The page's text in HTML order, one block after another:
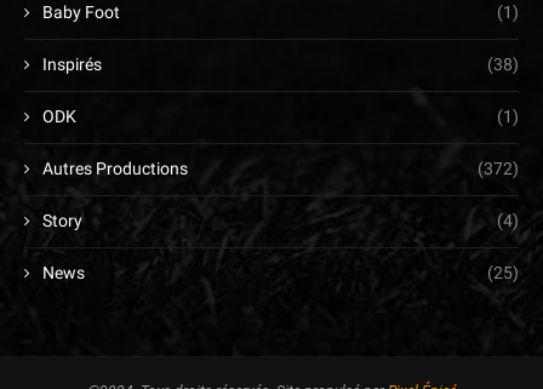
Baby Foot (1)
Inspirés (38)
ODK (1)
Autres Productions (372)
Story (4)
News (25)